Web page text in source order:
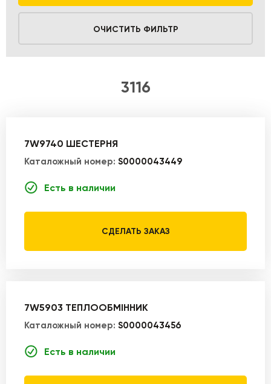
ОЧИСТИТЬ ФИЛЬТР
3116
7W9740 ШЕСТЕРНЯ
Каталожный номер: S0000043449
Есть в наличии
СДЕЛАТЬ ЗАКАЗ
7W5903 ТЕПЛООБМІННИК
Каталожный номер: S0000043456
Есть в наличии